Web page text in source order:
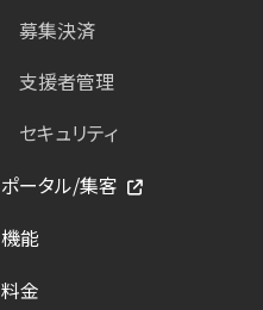
募集決済
支援者管理
セキュリティ
ポータル/集客
機能
料金